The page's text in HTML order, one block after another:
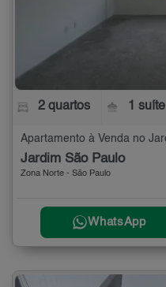
2 quartos 1 suíte
Jardim São Paulo
Zona Norte - São Paulo
WhatsApp